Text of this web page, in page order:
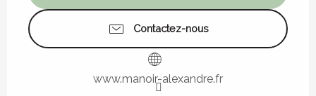
Contactez-nous
www.manoir-alexandre.fr